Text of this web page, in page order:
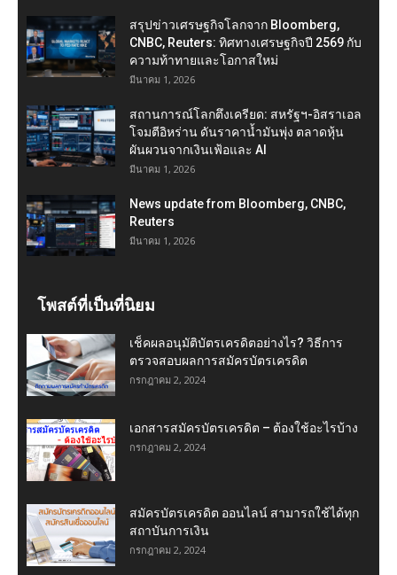
สรุปข่าวเศรษฐกิจโลกจาก Bloomberg,
CNBC, Reuters: ทิศทางเศรษฐกิจปี 2569 กับ
ความท้าทายและโอกาสใหม่
มีนาคม 1, 2026
สถานการณ์โลกตึงเครียด: สหรัฐฯ-อิสราเอล
โจมตีอิหร่าน ดันราคาน้ำมันพุ่ง ตลาดหุ้น
ผันผวนจากเงินเฟ้อและ AI
มีนาคม 1, 2026
News update from Bloomberg, CNBC,
Reuters
มีนาคม 1, 2026
โพสต์ที่เป็นที่นิยม
เช็คผลอนุมัติบัตรเครดิตอย่างไร? วิธีการ
ตรวจสอบผลการสมัครบัตรเครดิต
กรกฎาคม 2, 2024
เอกสารสมัครบัตรเครดิต – ต้องใช้อะไรบ้าง
กรกฎาคม 2, 2024
สมัครบัตรเครดิต ออนไลน์ สามารถใช้ได้ทุก
สถาบันการเงิน
กรกฎาคม 2, 2024